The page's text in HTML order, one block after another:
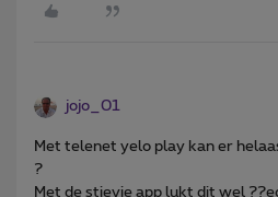
jojo_01
Met telenet yelo play kan er
?
Met de stievie app lukt dit wel